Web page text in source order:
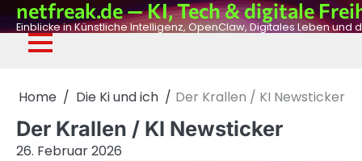
Skip
to
content
netfreak.de — KI, Tech & digitale
Einblicke in Künstliche Intelligenz, OpenClaw, Digitales Leben und
Home Die Ki und ich Der Krallen / KI Newsticker
Der Krallen / KI Newsticker
26. Februar 2026